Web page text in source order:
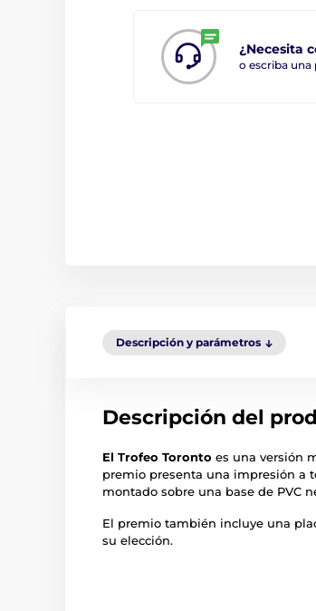
¿Necesita
o escriba
Descripción y parámetros
Descripción del
El Trofeo Toronto es una versión
premio presenta una impresión a
montado sobre una base de PVC
El premio también incluye una
su elección.